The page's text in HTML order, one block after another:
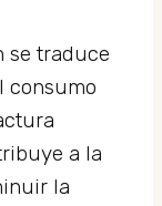
se traduce
consumo
a la
la